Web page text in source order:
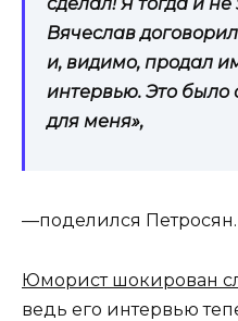
сделал! Я тогда и не
Вячеслав
и, видимо, продал
интервью. Это
для меня»,
—поделился Петросян.
Юморист шокирован
ведь его интервью